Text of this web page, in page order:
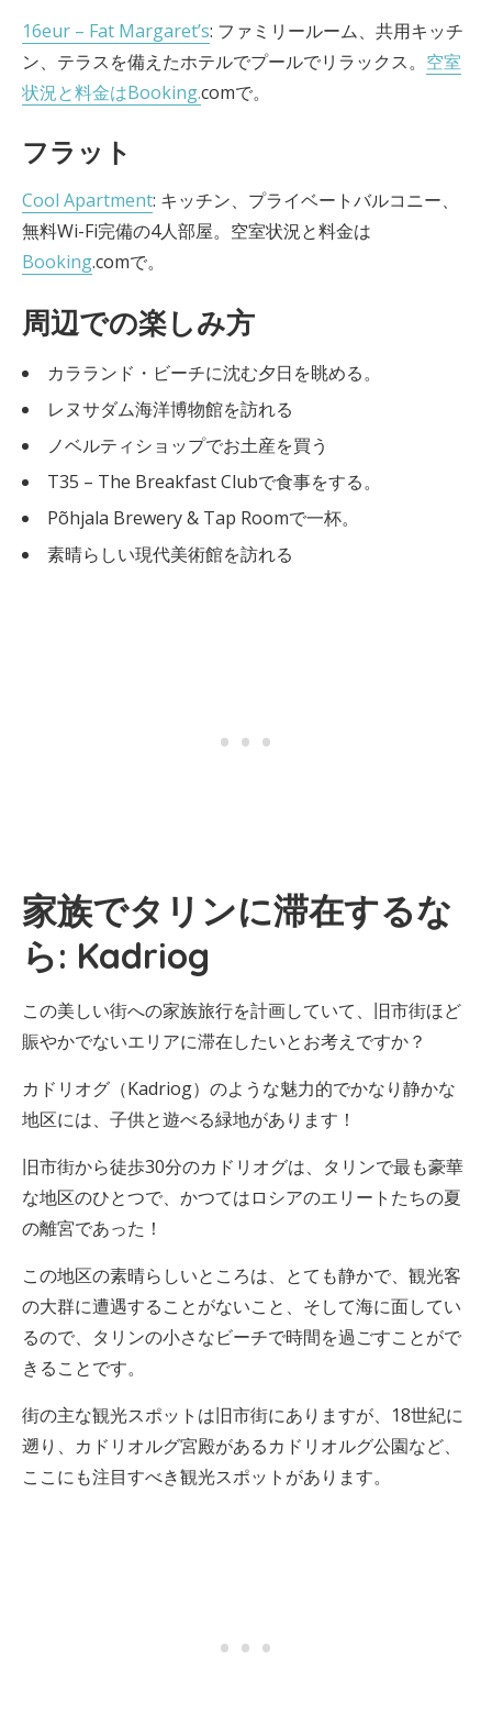
16eur – Fat Margaret’s: ファミリールーム、共用キッチ
ン、テラスを備えたホテルでプールでリラックス。 空室
状況と料金はBooking.comで。
フラット
Cool Apartment: キッチン、プライベートバルコニー、
無料Wi-Fi完備の4人部屋。空室状況と料金は
Booking.comで。
周辺での楽しみ方
カラランド・ビーチに沈む夕日を眺める。
レヌサダム海洋博物館を訪れる
ノベルティショップでお土産を買う
T35 – The Breakfast Clubで食事をする。
Põhjala Brewery & Tap Roomで一杯。
素晴らしい現代美術館を訪れる
家族でタリンに滞在するな
ら: Kadriog
この美しい街への家族旅行を計画していて、旧市街ほど
賑やかでないエリアに滞在したいとお考えですか？
カドリオグ（Kadriog）のような魅力的でかなり静かな
地区には、子供と遊べる緑地があります！
旧市街から徒歩30分のカドリオグは、タリンで最も豪華
な地区のひとつで、かつてはロシアのエリートたちの夏
の離宮であった！
この地区の素晴らしいところは、とても静かで、観光客
の大群に遭遇することがないこと、そして海に面してい
るので、タリンの小さなビーチで時間を過ごすことがで
きることです。
街の主な観光スポットは旧市街にありますが、18世紀に
遡り、カドリオルグ宮殿があるカドリオルグ公園など、
ここにも注目すべき観光スポットがあります。